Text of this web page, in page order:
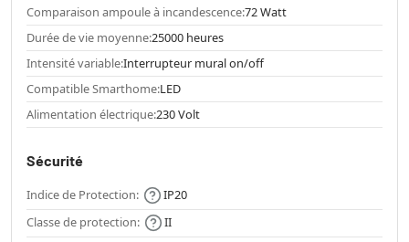
Comparaison ampoule à incandescence:72 Watt
Durée de vie moyenne:25000 heures
Intensité variable:Interrupteur mural on/off
Compatible Smarthome:LED
Alimentation électrique:230 Volt
Sécurité
Indice de Protection:
IP20
Classe de protection:
II